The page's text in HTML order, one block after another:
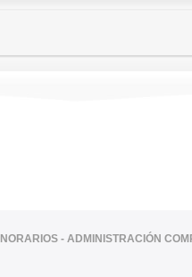
- ADMINISTRACIÓN